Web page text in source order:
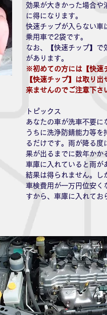
効果が大きかった場合や
に得になります。
快速チップが入らない車
乗用車で2袋です。
なお、【快速チップ】
があります。
※初めての方には【快速
【快速チップ】は取り
来ませんのでご注意下さ
トピックス
あなたの車が洗車不要に
うちに洗浄防錆能力等
るだけです。雨が降る度
果が出るまでに数年かか
車庫に入れていると雨が
結果は得られません。し
車検費用が一万円位安く
すから、車庫に入れてお